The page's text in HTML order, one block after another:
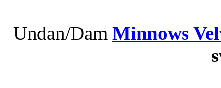
Undan/Dam Minnows